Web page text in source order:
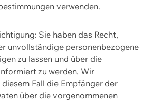
verwenden.
Sie haben das Recht,
unvollständige personenbezogene
zu lassen und über die
zu werden. Wir
Fall die Empfänger der
über die vorgenommenen